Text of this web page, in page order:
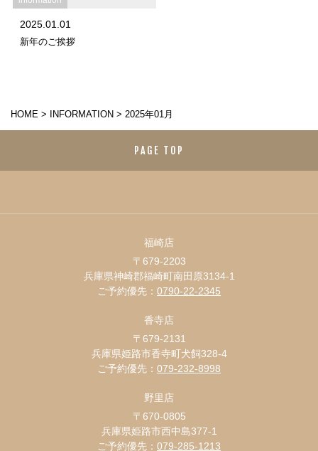
2025.01.01
新年のご挨拶
HOME > INFORMATION > 2025年01月
PAGE TOP
福崎店
〒679-2203
兵庫県神崎郡福崎町南田原3134-1
ご予約優先： 0790-22-2345
香寺店
〒679-2131
兵庫県姫路市香寺町犬飼328-4
ご予約優先： 079-232-8998
野里店
〒670-0805
兵庫県姫路市西中島377-1
ご予約優先： 079-285-1213